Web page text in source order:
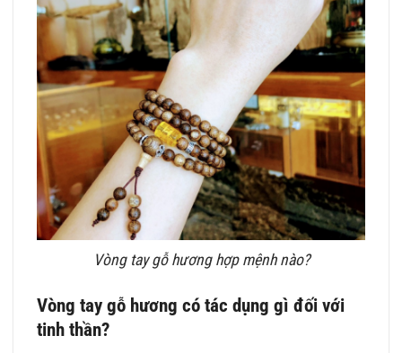
Vòng tay gỗ hương hợp mệnh nào?
Vòng tay gỗ hương có tác dụng gì đối với
tinh thần?